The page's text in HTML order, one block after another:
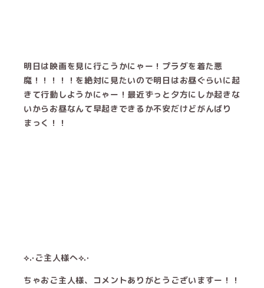
明日は映画を見に行こうかにゃー！プラダを着た悪
魔！！！！！を絶対に見たいので明日はお昼ぐらいに起
きて行動しようかにゃー！最近ずっと夕方にしか起きな
いからお昼なんて早起きできるか不安だけどがんばり
まっく！！
⟡.·ご主人様へ⟡.·
ちゃおご主人様、コメントありがとうございますー！！